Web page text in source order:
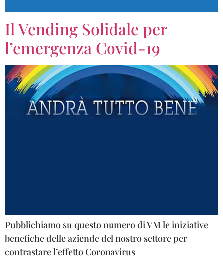
Il Vending Solidale per
l’emergenza Covid-19
Pubblichiamo su questo numero di VM le iniziative
benefiche delle aziende del nostro settore per
contrastare l’effetto Coronavirus